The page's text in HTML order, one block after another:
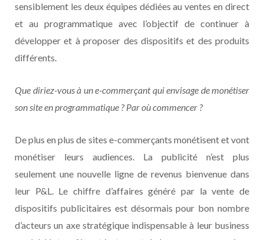
sensiblement les deux équipes dédiées au ventes en direct
et au programmatique avec l’objectif de continuer à
développer et à proposer des dispositifs et des produits
différents.
Que diriez-vous à un e-commerçant qui envisage de monétiser
son site en programmatique ? Par où commencer ?
De plus en plus de sites e-commerçants monétisent et vont
monétiser leurs audiences. La publicité n’est plus
seulement une nouvelle ligne de revenus bienvenue dans
leur P&L. Le chiffre d’affaires généré par la vente de
dispositifs publicitaires est désormais pour bon nombre
d’acteurs un axe stratégique indispensable à leur business